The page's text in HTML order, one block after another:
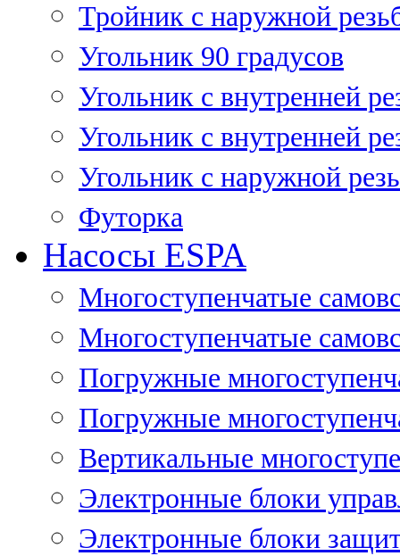
Тройник с наружной
Угольник 90 градусов
Угольник c внутренней
Угольник с внутренней
Угольник с наружной
Футорка
Насосы ESPA
Многоступенчатые
Многоступенчатые
Погружные
Погружные
Вертикальные
Электронные блоки
Электронные блоки